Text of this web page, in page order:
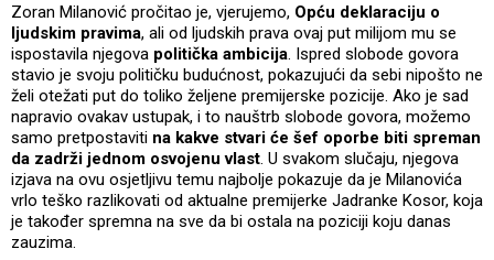
Zoran Milanović pročitao je, vjerujemo, Opću deklaraciju o
ljudskim pravima, ali od ljudskih prava ovaj put milijom mu se
ispostavila njegova politička ambicija. Ispred slobode govora
stavio je svoju političku budućnost, pokazujući da sebi nipošto ne
želi otežati put do toliko željene premijerske pozicije. Ako je sad
napravio ovakav ustupak, i to nauštrb slobode govora, možemo
samo pretpostaviti na kakve stvari će šef oporbe biti spreman
da zadrži jednom osvojenu vlast. U svakom slučaju, njegova
izjava na ovu osjetljivu temu najbolje pokazuje da je Milanovića
vrlo teško razlikovati od aktualne premijerke Jadranke Kosor, koja
je također spremna na sve da bi ostala na poziciji koju danas
zauzima.